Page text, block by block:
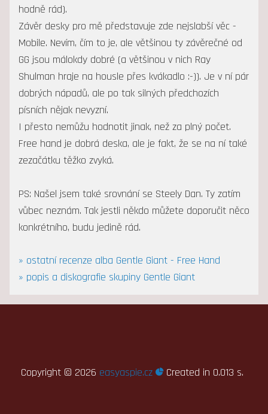
hodně rád).
Závěr desky pro mě představuje zde nejslabší věc -
Mobile. Nevím, čím to je, ale většinou ty závěrečné od
GG jsou málokdy dobré (a většinou v nich Ray
Shulman hraje na housle přes kvákadlo :-)). Je v ní pár
dobrých nápadů, ale po tak silných předchozích
písních nějak nevyzní.
I přesto nemůžu hodnotit jinak, než za plný počet.
Free hand je dobrá deska, ale je fakt, že se na ní také
zezačátku těžko zvyká.
PS: Našel jsem také srovnání se Steely Dan. Ty zatím
vůbec neznám. Tak jestli někdo můžete doporučit něco
konkrétního, budu jedině rád.
» ostatní recenze alba Gentle Giant - Free Hand
» popis a diskografie skupiny Gentle Giant
Copyright © 2026 easyaspie.cz Created in 0.013 s.